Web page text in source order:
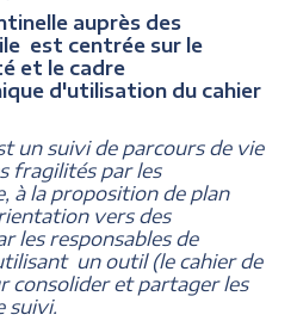
auprès des
est centrée sur le
et le cadre
d'utilisation du cahier
un suivi de parcours de vie
fragilités par les
à la proposition de plan
vers des
les responsables de
un outil (le cahier de
consolider et partager les
suivi.